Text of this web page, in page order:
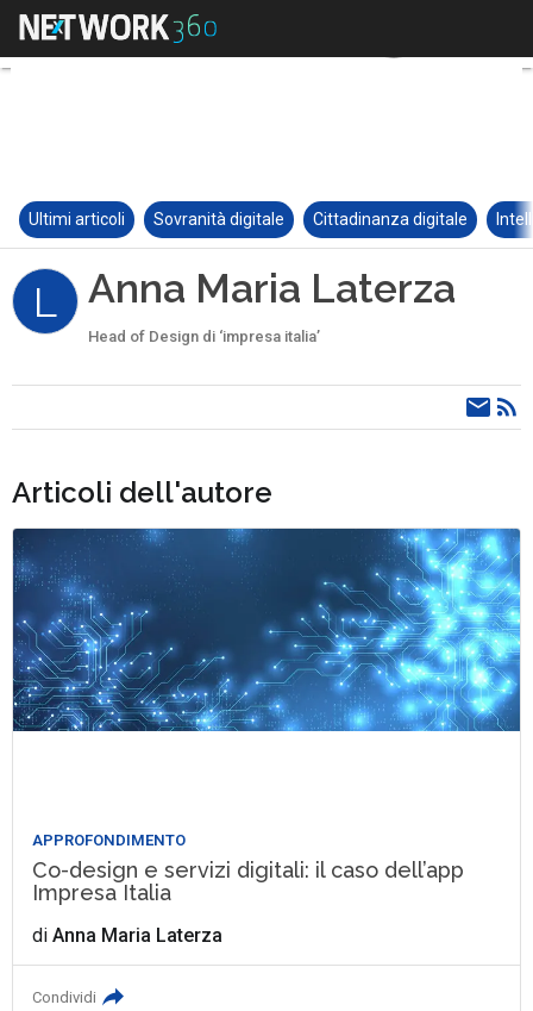
Ultimi articoli Sovranità digitale Cittadinanza digitale
L Anna Maria Laterza
Head of Design di ‘impresa italia’
Articoli dell'autore
APPROFONDIMENTO
Co-design e servizi digitali: il caso dell’app
Impresa Italia
diAnna Maria Laterza
Condividi